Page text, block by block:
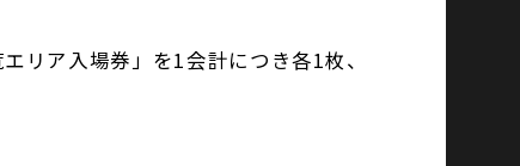
リア入場券」を1会計につき各1枚、